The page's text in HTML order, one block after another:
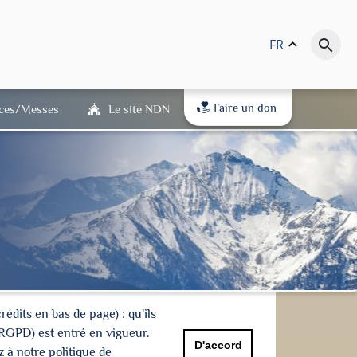
FR keyboard_arrow_up search
Messes Le site NDN Faire un don
en bas de page) : qu'ils
est entré en vigueur.
à notre politique de
D'accord